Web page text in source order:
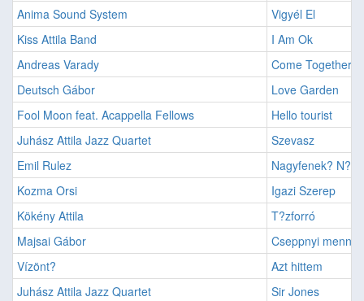
Anima Sound System
Vigyél El
Kiss Attila Band
I Am Ok
Andreas Varady
Come Together
Deutsch Gábor
Love Garden
Fool Moon feat. Acappella Fellows
Hello tourist
Juhász Attila Jazz Quartet
Szevasz
Emil Rulez
Nagyfenek? N?k
Kozma Orsi
Igazi Szerep
Kökény Attila
T?zforró
Majsai Gábor
Cseppnyi
Vízönt?
Azt hittem
Juhász Attila Jazz Quartet
Sir Jones